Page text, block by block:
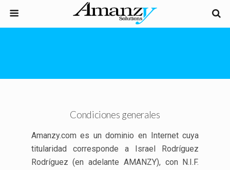
Condiciones generales
Amanzy.com es un dominio en Internet cuya
titularidad corresponde a Israel Rodríguez
Rodríguez (en adelante AMANZY), con N.I.F.